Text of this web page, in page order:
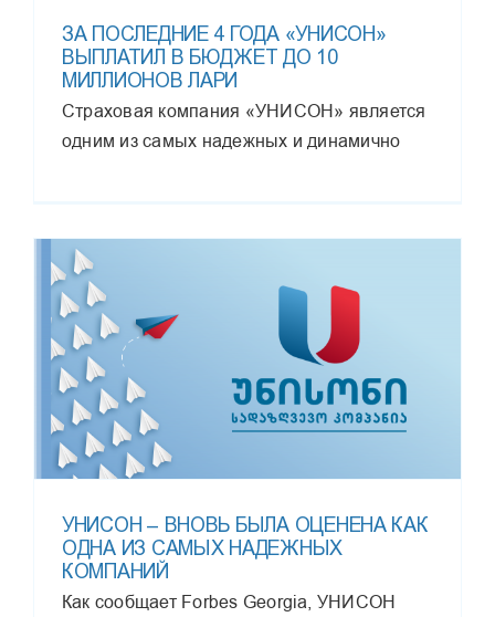
ЗА ПОСЛЕДНИЕ 4 ГОДА «УНИСОН»
ВЫПЛАТИЛ В БЮДЖЕТ ДО 10
МИЛЛИОНОВ ЛАРИ
Страховая компания «УНИСОН» является
одним из самых надежных и динамично
УНИСОН – ВНОВЬ БЫЛА ОЦЕНЕНА КАК
ОДНА ИЗ САМЫХ НАДЕЖНЫХ
КОМПАНИЙ
Как сообщает Forbes Georgia, УНИСОН